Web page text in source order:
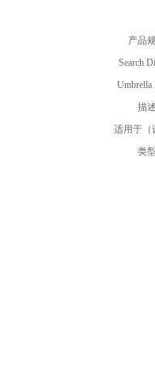
产品
Search
Umbrella
描
适用于（
类